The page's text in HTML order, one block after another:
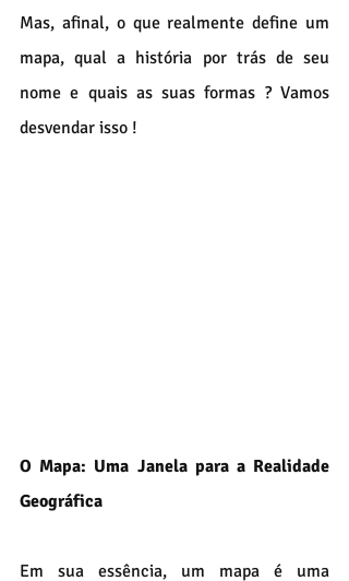
Mas, afinal, o que realmente define um
mapa, qual a história por trás de seu
nome e quais as suas formas ? Vamos
desvendar isso !
O Mapa: Uma Janela para a Realidade
Geográfica